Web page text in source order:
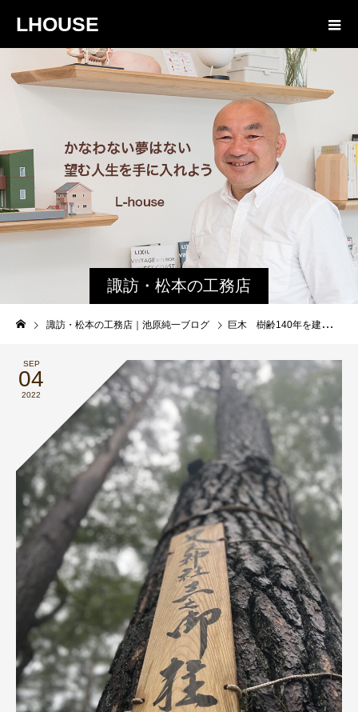
LHOUSE
諏訪・松本の工務店
の社長ブログ｜家族
物語８４３
諏訪・松本の工務店｜池原純一ブログ 巨木 樹齢140年を建立する準備 御柱
SEP
04
2022